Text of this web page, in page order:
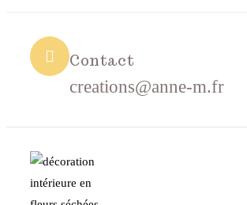
Contact
creations@anne-m.fr